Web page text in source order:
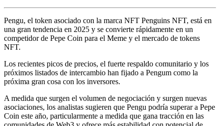
Pengu, el token asociado con la marca NFT Penguins NFT, está en
una gran tendencia en 2025 y se convierte rápidamente en un
competidor de Pepe Coin para el Meme y el mercado de tokens
NFT.
Los recientes picos de precios, el fuerte respaldo comunitario y los
próximos listados de intercambio han fijado a Pengum como la
próxima gran cosa con los inversores.
A medida que surgen el volumen de negociación y surgen nuevas
asociaciones, los analistas sugieren que Pengu podría superar a Pepe
Coin este año, particularmente a medida que gana tracción en las